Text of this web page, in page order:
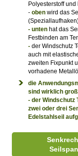
Polyesterstoff
- oben wird das
- unten hat das
Festbinden am
- der Windschutz
auch mit
zweiten Fixpunkt
vorhadene
die
sind wirklich
- der Windschutz
zwei oder drei
Edelstahlseil